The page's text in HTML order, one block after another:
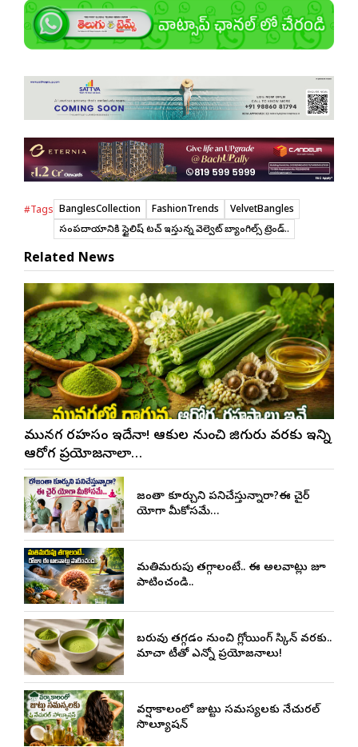
#Tags BanglesCollection FashionTrends
VelvetBangles
సంప్రదాయానికి స్టైలిష్ టచ్ ఇస్తున్న వెల్వెట్ బ్యాంగిల్స్ ట్రెండ్..
Related News
మునగ రహస్యం ఇదేనా! ఆకుల నుంచి జిగురు వరకు ఇన్ని
ఆరోగ్య ప్రయోజనాలా…
రోజంతా కూర్చుని పనిచేస్తున్నారా?ఈ చైర్
యోగా మీకోసమే…
మతిమరుపు తగ్గాలంటే.. ఈ అలవాట్లు రోజూ
పాటించండి..
బరువు తగ్గడం నుంచి గ్లోయింగ్ స్కిన్ వరకు..
మాచా టీతో ఎన్నో ప్రయోజనాలు!
వర్షాకాలంలో జుట్టు సమస్యలకు నేచురల్
సొల్యూషన్